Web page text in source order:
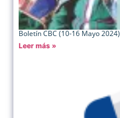
Boletín CBC (10-16 Mayo 2024)
Leer más »